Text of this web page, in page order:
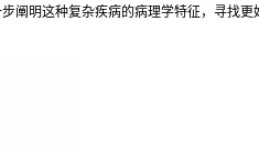
阐明这种复杂疾病的病理学特征，寻找